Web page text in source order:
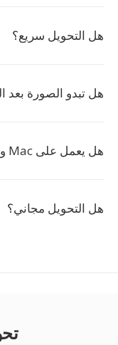
هل التحويل سريع؟
هل تبدو الصورة بعد
هل يعمل على Mac وLinux؟
هل التحويل مجاني؟